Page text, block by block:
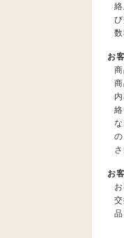
お
さ
お